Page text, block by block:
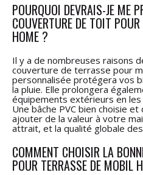
POURQUOI DEVRAIS-JE ME
COUVERTURE DE TOIT
HOME ?
Il y a de nombreuses raisons
couverture de terrasse pour
personnalisée protégera vos
la pluie. Elle prolongera
équipements extérieurs en
Une bâche PVC bien choisie
ajouter de la valeur à votre
attrait, et la qualité globale
COMMENT CHOISIR LA
POUR TERRASSE DE MOBIL